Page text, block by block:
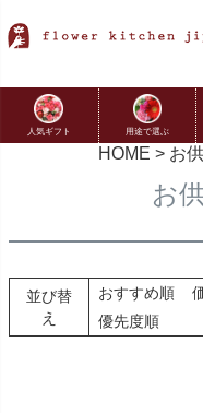
人気ギフト 用途で選ぶ
HOME お
お
並び替
え
おすすめ順
優先度順